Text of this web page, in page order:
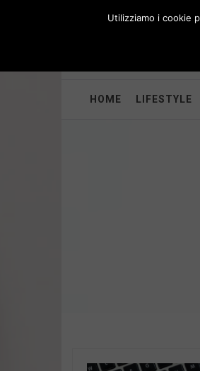
HOME LIFESTYLE
Utilizziamo i cookie